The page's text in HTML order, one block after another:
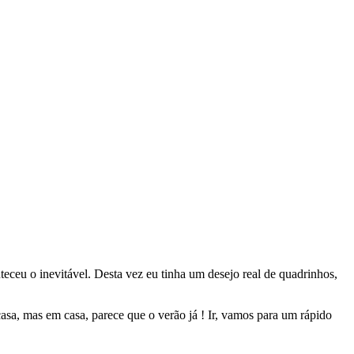
o inevitável. Desta vez eu tinha um desejo real de quadrinhos,
mas em casa, parece que o verão já ! Ir, vamos para um rápido